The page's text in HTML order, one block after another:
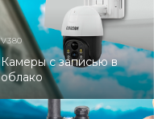
V380
Камеры с записью в
облако